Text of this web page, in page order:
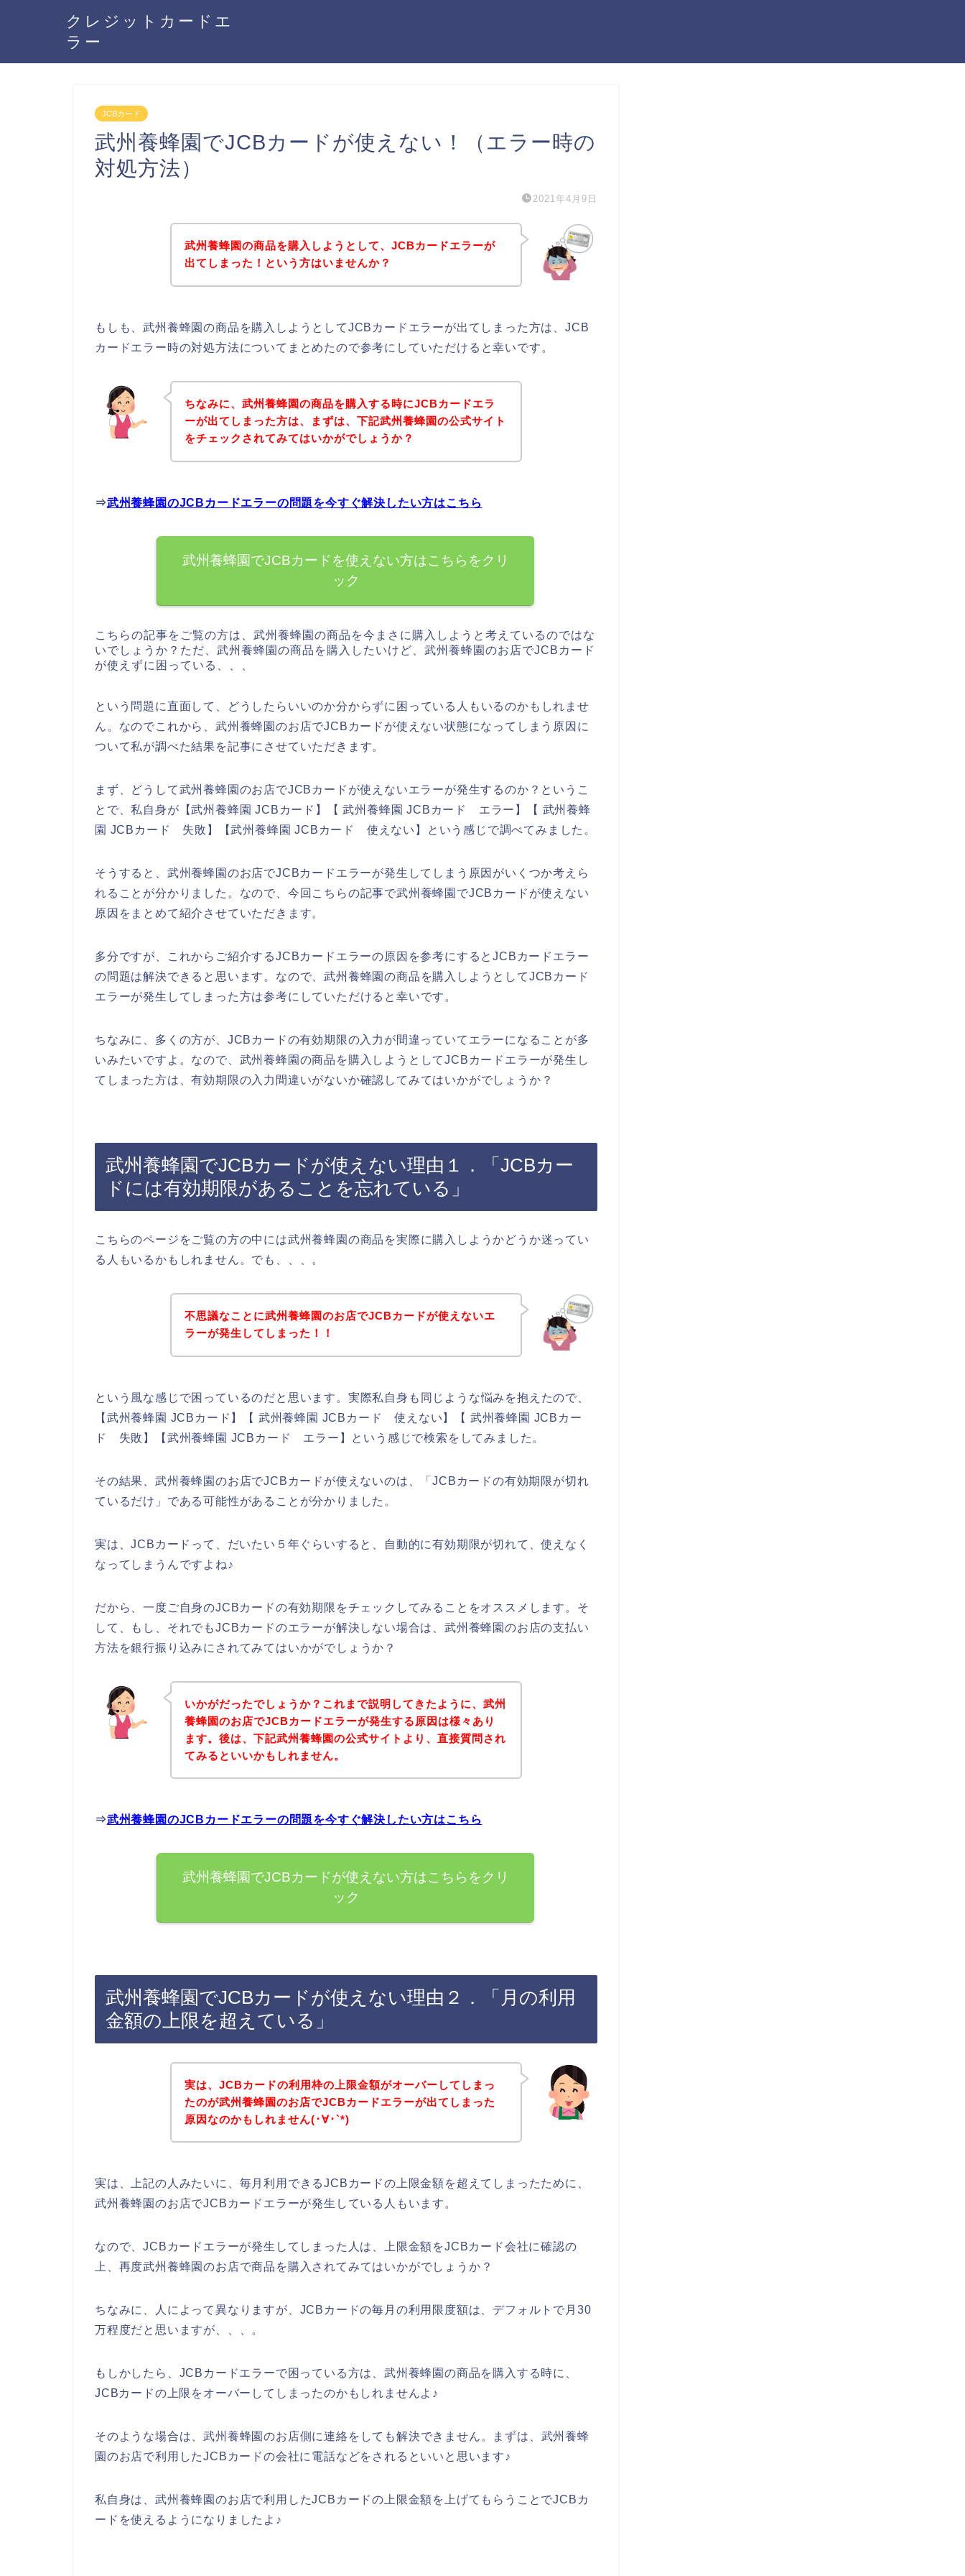
クレジットカードエ
ラー
JCBカード
武州養蜂園でJCBカードが使えない！（エラー時の
対処方法）
2021年4月9日
武州養蜂園の商品を購入しようとして、JCBカードエラーが
出てしまった！という方はいませんか？
もしも、武州養蜂園の商品を購入しようとしてJCBカードエラーが出てしまった方は、JCB
カードエラー時の対処方法についてまとめたので参考にしていただけると幸いです。
ちなみに、武州養蜂園の商品を購入する時にJCBカードエラ
ーが出てしまった方は、まずは、下記武州養蜂園の公式サイト
をチェックされてみてはいかがでしょうか？
⇒武州養蜂園のJCBカードエラーの問題を今すぐ解決したい方はこちら
武州養蜂園でJCBカードを使えない方はこちらをクリ
ック
こちらの記事をご覧の方は、武州養蜂園の商品を今まさに購入しようと考えているのではな
いでしょうか？ただ、武州養蜂園の商品を購入したいけど、武州養蜂園のお店でJCBカード
が使えずに困っている、、、
という問題に直面して、どうしたらいいのか分からずに困っている人もいるのかもしれませ
ん。なのでこれから、武州養蜂園のお店でJCBカードが使えない状態になってしまう原因に
ついて私が調べた結果を記事にさせていただきます。
まず、どうして武州養蜂園のお店でJCBカードが使えないエラーが発生するのか？というこ
とで、私自身が【武州養蜂園 JCBカード】【 武州養蜂園 JCBカード エラー】【 武州養蜂
園 JCBカード 失敗】【武州養蜂園 JCBカード 使えない】という感じで調べてみました。
そうすると、武州養蜂園のお店でJCBカードエラーが発生してしまう原因がいくつか考えら
れることが分かりました。なので、今回こちらの記事で武州養蜂園でJCBカードが使えない
原因をまとめて紹介させていただきます。
多分ですが、これからご紹介するJCBカードエラーの原因を参考にするとJCBカードエラー
の問題は解決できると思います。なので、武州養蜂園の商品を購入しようとしてJCBカード
エラーが発生してしまった方は参考にしていただけると幸いです。
ちなみに、多くの方が、JCBカードの有効期限の入力が間違っていてエラーになることが多
いみたいですよ。なので、武州養蜂園の商品を購入しようとしてJCBカードエラーが発生し
てしまった方は、有効期限の入力間違いがないか確認してみてはいかがでしょうか？
武州養蜂園でJCBカードが使えない理由１．「JCBカー
ドには有効期限があることを忘れている」
こちらのページをご覧の方の中には武州養蜂園の商品を実際に購入しようかどうか迷ってい
る人もいるかもしれません。でも、、、。
不思議なことに武州養蜂園のお店でJCBカードが使えないエ
ラーが発生してしまった！！
という風な感じで困っているのだと思います。実際私自身も同じような悩みを抱えたので、
【武州養蜂園 JCBカード】【 武州養蜂園 JCBカード 使えない】【 武州養蜂園 JCBカー
ド 失敗】【武州養蜂園 JCBカード エラー】という感じで検索をしてみました。
その結果、武州養蜂園のお店でJCBカードが使えないのは、「JCBカードの有効期限が切れ
ているだけ」である可能性があることが分かりました。
実は、JCBカードって、だいたい５年ぐらいすると、自動的に有効期限が切れて、使えなく
なってしまうんですよね♪
だから、一度ご自身のJCBカードの有効期限をチェックしてみることをオススメします。そ
して、もし、それでもJCBカードのエラーが解決しない場合は、武州養蜂園のお店の支払い
方法を銀行振り込みにされてみてはいかがでしょうか？
いかがだったでしょうか？これまで説明してきたように、武州
養蜂園のお店でJCBカードエラーが発生する原因は様々あり
ます。後は、下記武州養蜂園の公式サイトより、直接質問され
てみるといいかもしれません。
⇒武州養蜂園のJCBカードエラーの問題を今すぐ解決したい方はこちら
武州養蜂園でJCBカードが使えない方はこちらをクリ
ック
武州養蜂園でJCBカードが使えない理由２．「月の利用
金額の上限を超えている」
実は、JCBカードの利用枠の上限金額がオーバーしてしまっ
たのが武州養蜂園のお店でJCBカードエラーが出てしまった
原因なのかもしれません(･∀･`*)
実は、上記の人みたいに、毎月利用できるJCBカードの上限金額を超えてしまったために、
武州養蜂園のお店でJCBカードエラーが発生している人もいます。
なので、JCBカードエラーが発生してしまった人は、上限金額をJCBカード会社に確認の
上、再度武州養蜂園のお店で商品を購入されてみてはいかがでしょうか？
ちなみに、人によって異なりますが、JCBカードの毎月の利用限度額は、デフォルトで月30
万程度だと思いますが、、、。
もしかしたら、JCBカードエラーで困っている方は、武州養蜂園の商品を購入する時に、
JCBカードの上限をオーバーしてしまったのかもしれませんよ♪
そのような場合は、武州養蜂園のお店側に連絡をしても解決できません。まずは、武州養蜂
園のお店で利用したJCBカードの会社に電話などをされるといいと思います♪
私自身は、武州養蜂園のお店で利用したJCBカードの上限金額を上げてもらうことでJCBカ
ードを使えるようになりましたよ♪